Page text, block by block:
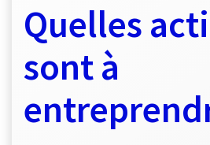
Quelles
sont à